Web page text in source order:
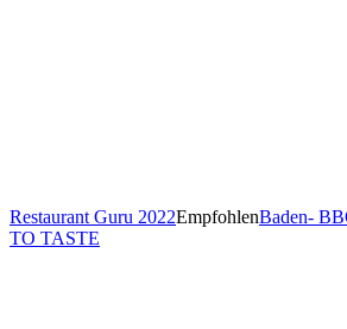
Restaurant Guru 2022EmpfohlenBaden-
TO TASTE